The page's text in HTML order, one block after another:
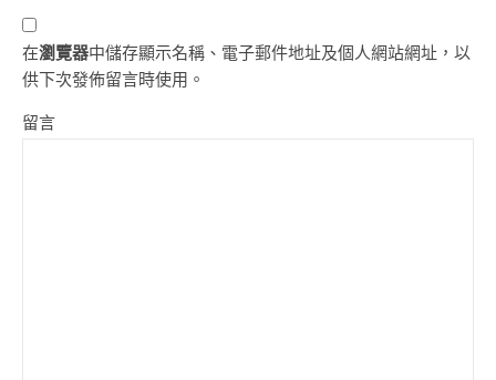
在瀏覽器中儲存顯示名稱、電子郵件地址及個人網站網址，以
供下次發佈留言時使用。
留言